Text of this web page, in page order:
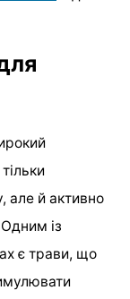
але й активно
із
є трави, що